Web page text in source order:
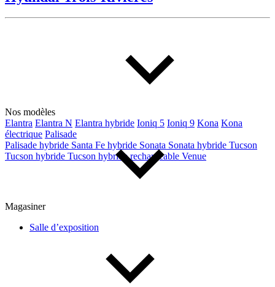
De 0 km à 500 000 km
Nos modèles
Elantra Elantra N Elantra hybride Ioniq 5 Ioniq 9 Kona Kona
électrique Palisade
Palisade hybride Santa Fe hybride Sonata Sonata hybride Tucson
Tucson hybride Tucson hybride rechargeable Venue
Magasiner
Salle d’exposition